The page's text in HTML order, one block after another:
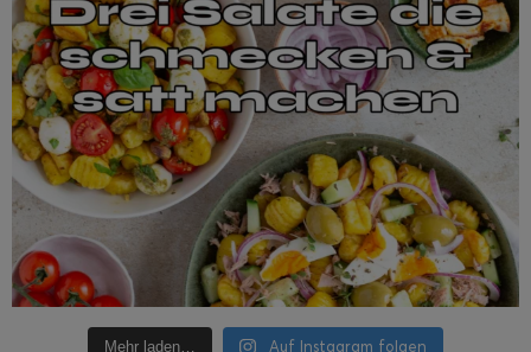
Mehr laden… Auf Instagram folgen